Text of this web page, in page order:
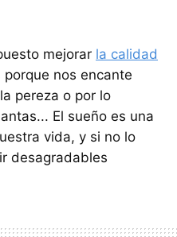
mejorar la calidad
porque nos encante
pereza o por lo
El sueño es una
vida, y si no lo
desagradables